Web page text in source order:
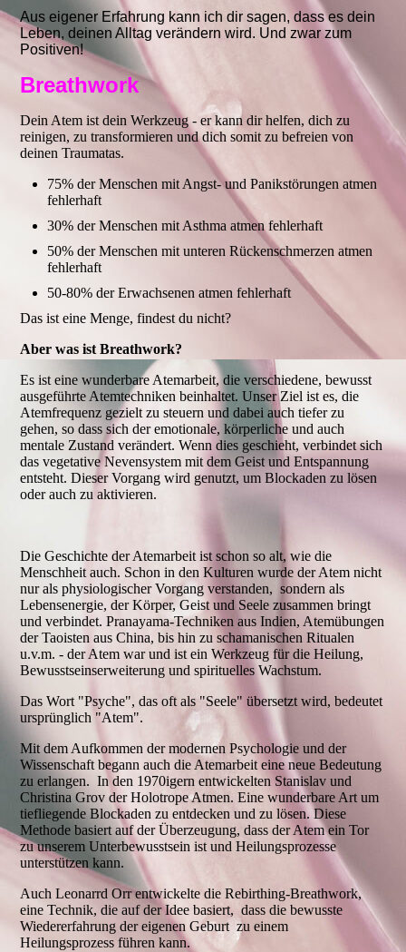
Aus eigener Erfahrung kann ich dir sagen, dass es dein
Leben, deinen Alltag verändern wird. Und zwar zum
Positiven!
Breathwork
Dein Atem ist dein Werkzeug - er kann dir helfen, dich zu
reinigen, zu transformieren und dich somit zu befreien von
deinen Traumatas.
75% der Menschen mit Angst- und Panikstörungen atmen
fehlerhaft
30% der Menschen mit Asthma atmen fehlerhaft
50% der Menschen mit unteren Rückenschmerzen atmen
fehlerhaft
50-80% der Erwachsenen atmen fehlerhaft
Das ist eine Menge, findest du nicht?
Aber was ist Breathwork?
Es ist eine wunderbare Atemarbeit, die verschiedene, bewusst
ausgeführte Atemtechniken beinhaltet. Unser Ziel ist es, die
Atemfrequenz gezielt zu steuern und dabei auch tiefer zu
gehen, so dass sich der emotionale, körperliche und auch
mentale Zustand verändert. Wenn dies geschieht, verbindet sich
das vegetative Nevensystem mit dem Geist und Entspannung
entsteht. Dieser Vorgang wird genutzt, um Blockaden zu lösen
oder auch zu aktivieren.
Die Geschichte der Atemarbeit ist schon so alt, wie die
Menschheit auch. Schon in den Kulturen wurde der Atem nicht
nur als physiologischer Vorgang verstanden, sondern als
Lebensenergie, der Körper, Geist und Seele zusammen bringt
und verbindet. Pranayama-Techniken aus Indien, Atemübungen
der Taoisten aus China, bis hin zu schamanischen Ritualen
u.v.m. - der Atem war und ist ein Werkzeug für die Heilung,
Bewusstseinserweiterung und spirituelles Wachstum.
Das Wort "Psyche", das oft als "Seele" übersetzt wird, bedeutet
ursprünglich "Atem".
Mit dem Aufkommen der modernen Psychologie und der
Wissenschaft begann auch die Atemarbeit eine neue Bedeutung
zu erlangen. In den 1970igern entwickelten Stanislav und
Christina Grov der Holotrope Atmen. Eine wunderbare Art um
tiefliegende Blockaden zu entdecken und zu lösen. Diese
Methode basiert auf der Überzeugung, dass der Atem ein Tor
zu unserem Unterbewusstsein ist und Heilungsprozesse
unterstützen kann.
Auch Leonarrd Orr entwickelte die Rebirthing-Breathwork,
eine Technik, die auf der Idee basiert, dass die bewusste
Wiedererfahrung der eigenen Geburt zu einem
Heilungsprozess führen kann.